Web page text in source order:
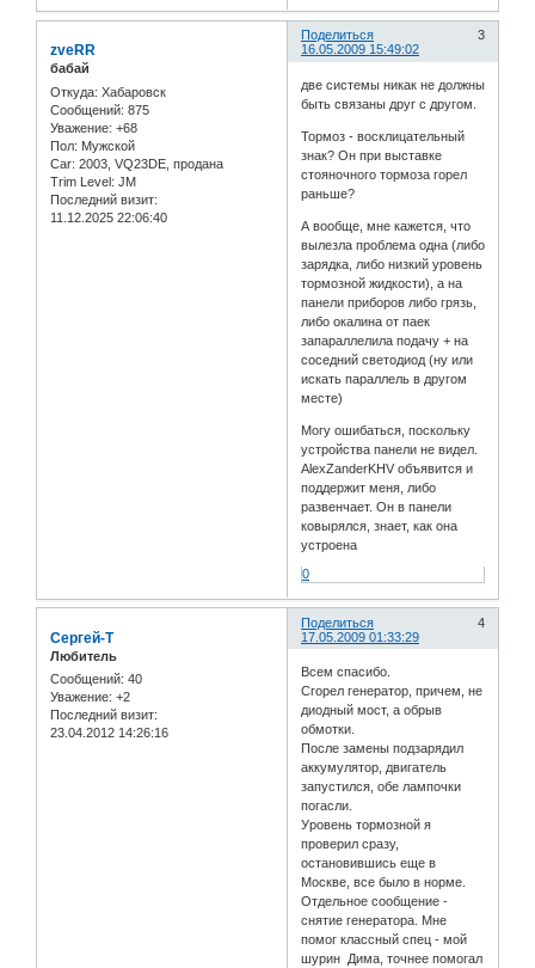
Поделиться
3
16.05.2009 15:49:02
zveRR
бабай
Откуда: Хабаровск
Сообщений: 875
Уважение: +68
Пол: Мужской
Car: 2003, VQ23DE, продана
Trim Level: JM
Последний визит:
11.12.2025 22:06:40
две системы никак не должны
быть связаны друг с другом.
Тормоз - восклицательный
знак? Он при выставке
стояночного тормоза горел
раньше?
А вообще, мне кажется, что
вылезла проблема одна (либо
зарядка, либо низкий уровень
тормозной жидкости), а на
панели приборов либо грязь,
либо окалина от паек
запараллелила подачу + на
соседний светодиод (ну или
искать параллель в другом
месте)
Могу ошибаться, поскольку
устройства панели не видел.
AlexZanderKHV объявится и
поддержит меня, либо
развенчает. Он в панели
ковырялся, знает, как она
устроена
0
Поделиться
4
17.05.2009 01:33:29
Сергей-Т
Любитель
Сообщений: 40
Уважение: +2
Последний визит:
23.04.2012 14:26:16
Всем спасибо.
Сгорел генератор, причем, не
диодный мост, а обрыв
обмотки.
После замены подзарядил
аккумулятор, двигатель
запустился, обе лампочки
погасли.
Уровень тормозной я
проверил сразу,
остановившись еще в
Москве, все было в норме.
Отдельное сообщение -
снятие генератора. Мне
помог классный спец - мой
шурин Дима, точнее помогал